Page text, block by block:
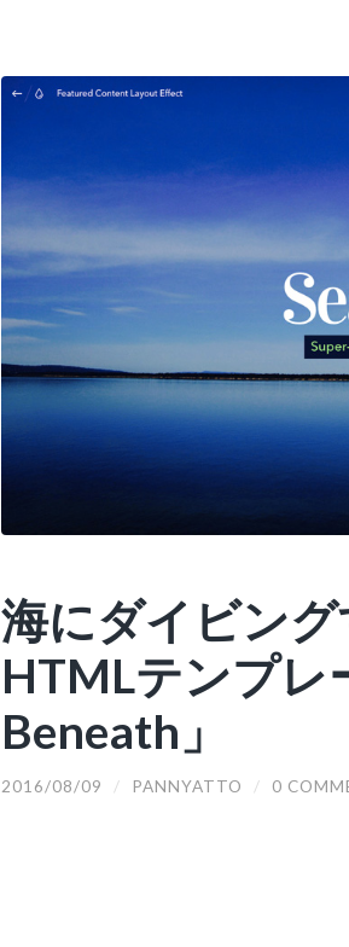
海にダイビン
HTMLテンプレ
Beneath」
2016/08/09 / PANNYATTO / 0